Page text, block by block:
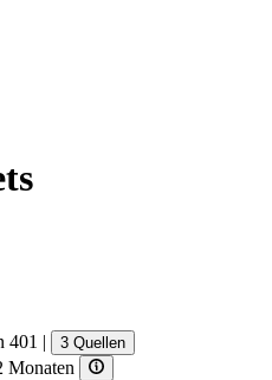
401 | 3 Quellen
Monaten